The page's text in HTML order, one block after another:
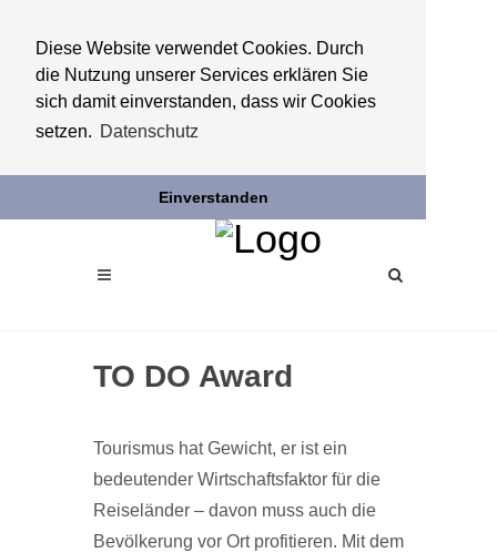
Diese Website verwendet Cookies. Durch
die Nutzung unserer Services erklären Sie
sich damit einverstanden, dass wir Cookies
setzen. Datenschutz
Einverstanden
TO DO Award
Tourismus hat Gewicht, er ist ein
bedeutender Wirtschaftsfaktor für die
Reiseländer – davon muss auch die
Bevölkerung vor Ort profitieren. Mit dem